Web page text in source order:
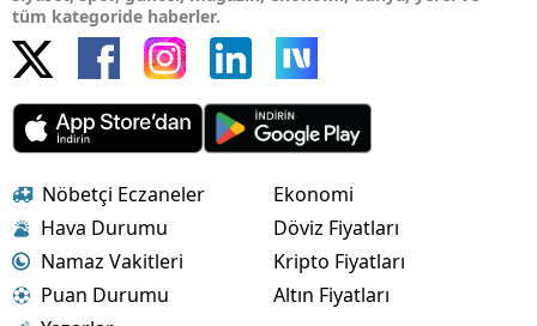
tüm kategoride haberler.
Nöbetçi Eczaneler
Hava Durumu
Namaz Vakitleri
Puan Durumu
Ekonomi
Döviz Fiyatları
Kripto Fiyatları
Altın Fiyatları